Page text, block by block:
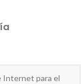
Internet para el